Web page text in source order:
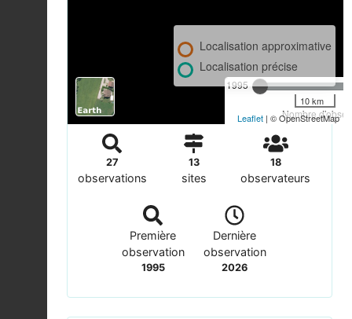
1995
Nombre
Localisation approximative
Localisation précise
10 km
Leaflet | © OpenStreetMap
27
observations
13
sites
18
observateurs
Première
observation
1995
Dernière
observation
2026